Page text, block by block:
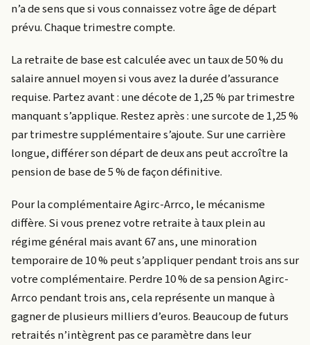
n’a de sens que si vous connaissez votre âge de départ
prévu. Chaque trimestre compte.
La retraite de base est calculée avec un taux de 50 % du
salaire annuel moyen si vous avez la durée d’assurance
requise. Partez avant : une décote de 1,25 % par trimestre
manquant s’applique. Restez après : une surcote de 1,25 %
par trimestre supplémentaire s’ajoute. Sur une carrière
longue, différer son départ de deux ans peut accroître la
pension de base de 5 % de façon définitive.
Pour la complémentaire Agirc-Arrco, le mécanisme
diffère. Si vous prenez votre retraite à taux plein au
régime général mais avant 67 ans, une minoration
temporaire de 10 % peut s’appliquer pendant trois ans sur
votre complémentaire. Perdre 10 % de sa pension Agirc-
Arrco pendant trois ans, cela représente un manque à
gagner de plusieurs milliers d’euros. Beaucoup de futurs
retraités n’intègrent pas ce paramètre dans leur